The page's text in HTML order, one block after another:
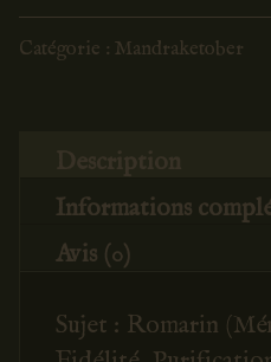
Romarin
Catégorie : Mandraketober
Informations
Avis (0)
Sujet : Romarin
Fidélité,